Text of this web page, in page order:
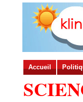
Accueil